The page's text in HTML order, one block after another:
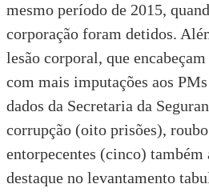
mesmo período de 2015,
corporação foram detidos.
lesão corporal, que
com mais imputações aos
dados da Secretaria da
corrupção (oito prisões),
entorpecentes (cinco) também
destaque no levantamento